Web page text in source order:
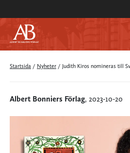
Startsida / Nyheter / Judith Kiros nomineras till
Albert Bonniers Förlag, 2023-10-20